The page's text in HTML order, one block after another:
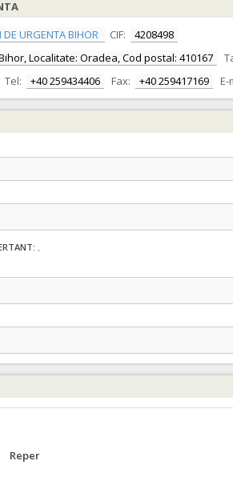
DE URGENTA BIHOR CIF:
4208498
Localitate: Oradea, Cod postal: 410167
Tel: +40 259434406 Fax: +40 259417169 E-
.
Reper